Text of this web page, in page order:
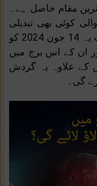
مقام حاصل ہے۔
کوئی بھی تبدیلی
پوری دنیا کو متاثر کرے گی۔ ایسے میں اب یہ 14 جون 2024 کو
ان کے اس برج میں
کے علاوہ یہ گردش
گی۔